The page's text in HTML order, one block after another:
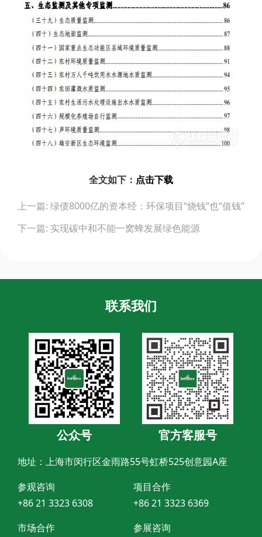
全文如下： 点击下载
navigation
上一篇: 绿债8000亿的资本经：环保项目“烧钱”也“值钱”
下一篇: 实现碳中和不能一窝蜂发展绿色能源
联系我们
公众号 官方客服号
地址：上海市闵行区金雨路55号虹桥525创意园A座
参观咨询
+86 21 3323 6308
项目合作
+86 21 3323 6369
市场合作
参展咨询